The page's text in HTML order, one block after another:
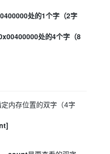
处的1个字（2字
处的4个字（8
内存位置的双字（4字